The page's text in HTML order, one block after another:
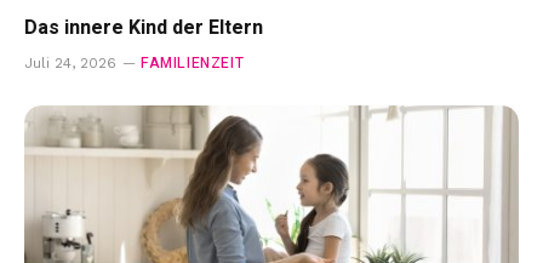
Das innere Kind der Eltern
Juli 24, 2026 FAMILIENZEIT